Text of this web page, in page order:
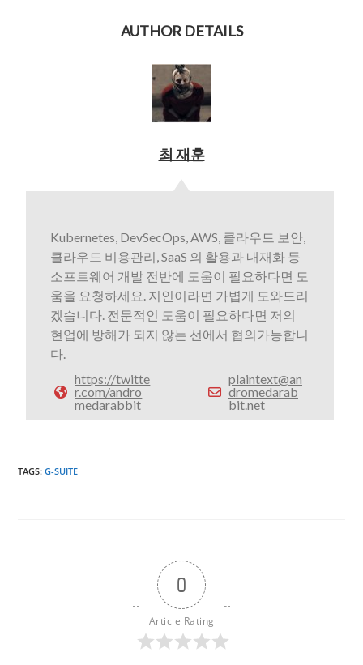
AUTHOR DETAILS
최 재훈
Kubernetes, DevSecOps, AWS, 클라우드 보안,
클라우드 비용관리, SaaS 의 활용과 내재화 등
소프트웨어 개발 전반에 도움이 필요하다면 도
움을 요청하세요. 지인이라면 가볍게 도와드리
겠습니다. 전문적인 도움이 필요하다면 저의
현업에 방해가 되지 않는 선에서 협의가능합니
다.
https://twitte
r.com/andro
medarabbit
plaintext@an
dromedarab
bit.net
TAGS:G-SUITE
0
Article Rating